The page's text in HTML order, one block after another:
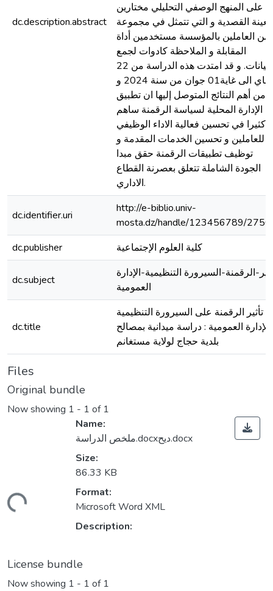
dc.description.abstract
على المنهج الوصفي التحليلي مختارين
العينة القصدية و التي تتمثل في مجموعة
من العاملين بالمؤسسة مستخدمين أداة
المقابلة و الملاحظة كادوات لجمع
البيانات. و قد امتدت هذه الدراسة من 22
ماي الى غاية01 جوان من سنة 2024 و
من أهم النتائج المتوصل إليها ان تطبيق
الإدارة المحلية لسياسة الرقمنة ساهم
كثيرا في تحسين فعالية الاداء الوظيفي
للعاملين و تحسين الخدمات المقدمة و
توظيف تطبيقات الرقمنة حقق مبدا
الجودة الشاملة تتعلق بعصرنة القطاع
الاداري.
dc.identifier.uri
http://e-biblio.univ-
mosta.dz/handle/123456789/
dc.publisher
كلية العلوم الإجتماعية
dc.subject
الرقمنة-السيرورة التنظيمية-الإدارة
العمومية
dc.title
تأثير الرقمنة على السيرورة التنظيمية
للإدارة العمومية : دراسة ميدانية بمصالح
بلدية حجاج لولاية مستغانم
Files
Original bundle
Now showing 1 - 1 of 1
Name:
ملخص الدراسة.docxديح.docx
Size:
86.33 KB
Format:
Microsoft Word XML
Description:
License bundle
Now showing 1 - 1 of 1